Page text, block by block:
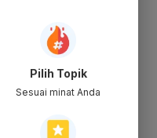
Pilih Topik
Sesuai minat Anda